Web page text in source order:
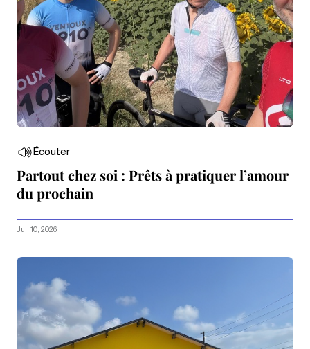
Écouter
Partout chez soi : Prêts à pratiquer l’amour
du prochain
Juli 10, 2026